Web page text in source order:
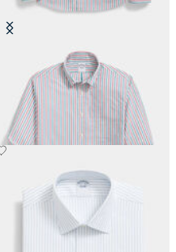
Chemise Friday à Rayures avec Col
Button Down